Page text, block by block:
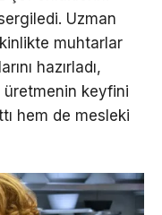
Uzman
muhtarlar
hazırladı,
keyfini
hem de mesleki